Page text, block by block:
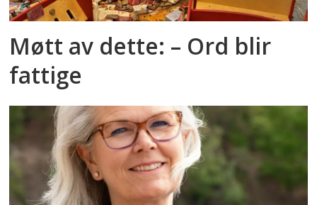
Møtt av dette: – Ord blir
fattige